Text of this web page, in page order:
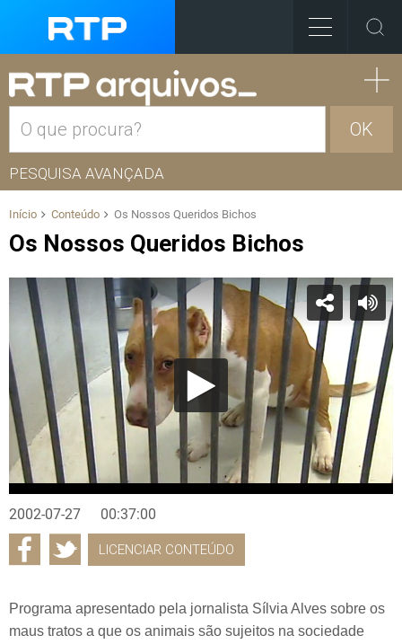
OK
PESQUISA AVANÇADA
Início Conteúdo Os Nossos Queridos Bichos
Os Nossos Queridos Bichos
2002-07-27 00:37:00
LICENCIAR CONTEÚDO
Programa apresentado pela jornalista Sílvia Alves sobre os
maus tratos a que os animais são sujeitos na sociedade